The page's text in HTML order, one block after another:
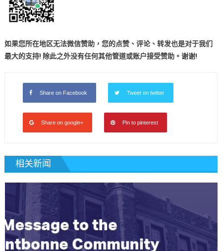
如果您所在地区无法微信赞助，您的点赞、评论、转发也是对于我们
最大的支持! 除此之外没有任何其他管道或账户接受赞助。谢谢!
Share on Facebook Tweet on twitter
Share on google+ Pin to pinterest
相关新闻